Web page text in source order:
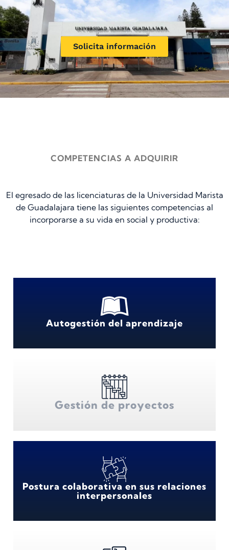
Solicita información
COMPETENCIAS A ADQUIRIR
El egresado de las licenciaturas de la Universidad Marista
de Guadalajara tiene las siguientes competencias al
incorporarse a su vida en social y productiva:
Autogestión del aprendizaje
Gestión de proyectos
Postura colaborativa en sus relaciones
interpersonales